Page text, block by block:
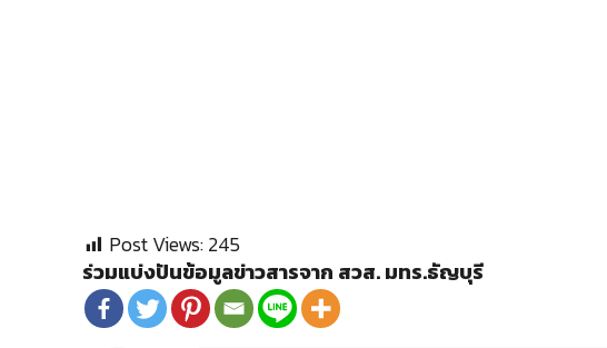
Post Views:245
ร่วมแบ่งปันข้อมูลข่าวสารจาก สวส. มทร.ธัญบุรี